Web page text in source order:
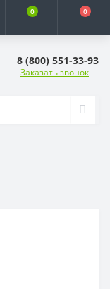
0 0
8 (800) 551-33-93
Заказать звонок